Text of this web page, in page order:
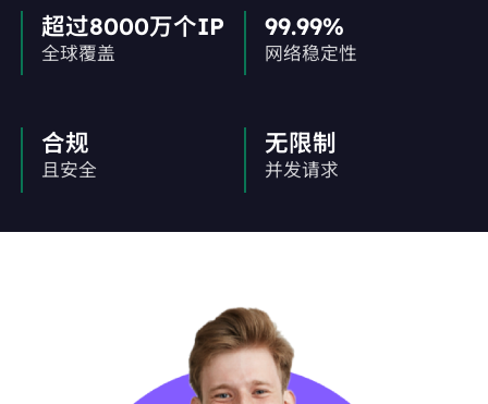
超过8000万个IP
全球覆盖
99.99%
网络稳定性
合规
且安全
无限制
并发请求